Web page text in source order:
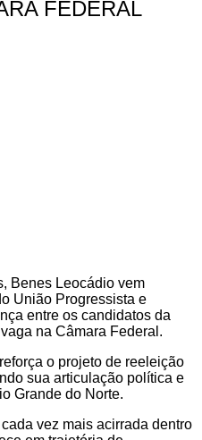
FEDERAL
Benes Leocádio vem
União Progressista e
entre os candidatos da
na Câmara Federal.
o projeto de reeleição
sua articulação política e
Grande do Norte.
vez mais acirrada dentro